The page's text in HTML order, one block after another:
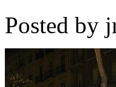
Posted by